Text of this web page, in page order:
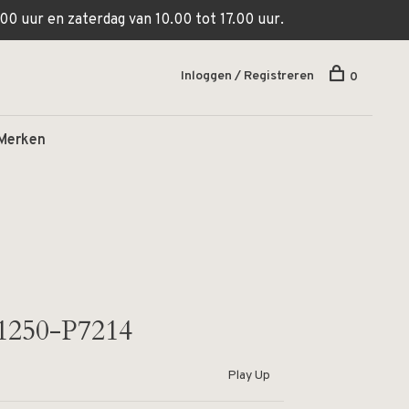
uur en zaterdag van 10.00 tot 17.00 uur.
Inloggen / Registreren 0
P7214
Play Up